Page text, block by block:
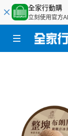
全家行動購
立刻使用官方